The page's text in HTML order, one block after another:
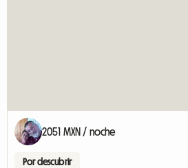
2051 MXN / noche
Por descubrir